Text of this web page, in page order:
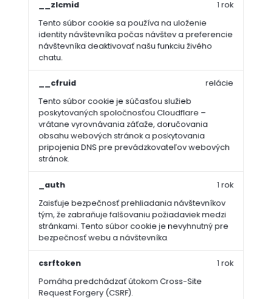
__zlcmid
Tento súbor cookie sa používa na uloženie
identity návštevníka počas návštev a preferencie
návštevníka deaktivovať našu funkciu živého
chatu.
1 rok
__cfruid
Tento súbor cookie je súčasťou služieb
poskytovaných spoločnosťou Cloudflare –
vrátane vyrovnávania záťaže, doručovania
obsahu webových stránok a poskytovania
pripojenia DNS pre prevádzkovateľov webových
stránok.
relácie
_auth
Zaisťuje bezpečnosť prehliadania návštevníkov
tým, že zabraňuje falšovaniu požiadaviek medzi
stránkami. Tento súbor cookie je nevyhnutný pre
bezpečnosť webu a návštevníka.
1 rok
csrftoken
Pomáha predchádzať útokom Cross-Site
Request Forgery (CSRF).
1 rok